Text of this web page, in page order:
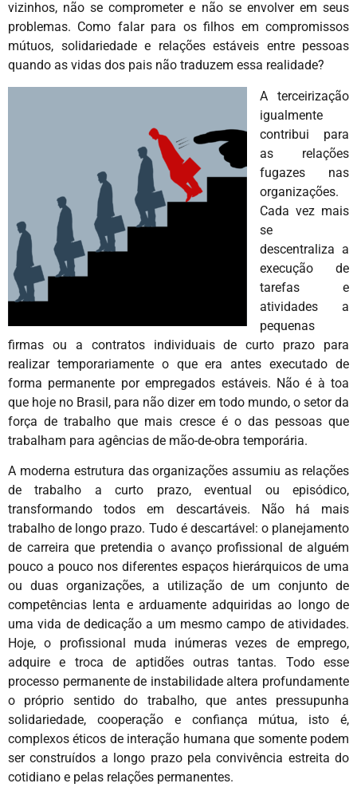
vizinhos, não se comprometer e não se envolver em seus
problemas. Como falar para os filhos em compromissos
mútuos, solidariedade e relações estáveis entre pessoas
quando as vidas dos pais não traduzem essa realidade?
A terceirização
igualmente
contribui para
as relações
fugazes nas
organizações.
Cada vez mais
se
descentraliza a
execução de
tarefas e
atividades a
pequenas
firmas ou a contratos individuais de curto prazo para
realizar temporariamente o que era antes executado de
forma permanente por empregados estáveis. Não é à toa
que hoje no Brasil, para não dizer em todo mundo, o setor da
força de trabalho que mais cresce é o das pessoas que
trabalham para agências de mão-de-obra temporária.
A moderna estrutura das organizações assumiu as relações
de trabalho a curto prazo, eventual ou episódico,
transformando todos em descartáveis. Não há mais
trabalho de longo prazo. Tudo é descartável: o planejamento
de carreira que pretendia o avanço profissional de alguém
pouco a pouco nos diferentes espaços hierárquicos de uma
ou duas organizações, a utilização de um conjunto de
competências lenta e arduamente adquiridas ao longo de
uma vida de dedicação a um mesmo campo de atividades.
Hoje, o profissional muda inúmeras vezes de emprego,
adquire e troca de aptidões outras tantas. Todo esse
processo permanente de instabilidade altera profundamente
o próprio sentido do trabalho, que antes pressupunha
solidariedade, cooperação e confiança mútua, isto é,
complexos éticos de interação humana que somente podem
ser construídos a longo prazo pela convivência estreita do
cotidiano e pelas relações permanentes.